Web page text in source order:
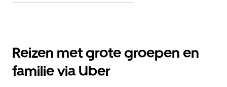
Reizen met grote groepen en
familie via Uber